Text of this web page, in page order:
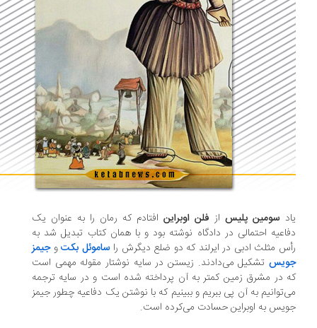
سومین پلیسازفلن اوبراین افتادم که رمان را به عنوان یک
احتمالی در دادگاه نوشته بود و با همان کتاب تبدیل شد به
مثلث ادبی در ایرلند که دو ضلع دیگرش راساموئل بکتوجیمز
تشکیل می‌دادند. زیستن در سایه نوشتار مقوله‌ مهمی است
در مشرق زمین کمتر به آن پرداخته شده است و در سایه‌ ترجمه
به آن پی ببریم و ببینیم که با نوشتن یک دفاعیه چطور جیمز
به اوبراین حسادت می‌کرده است.